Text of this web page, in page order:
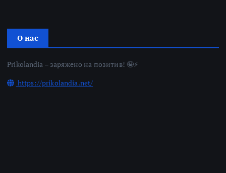
О нас
Prikolandia – заряжено на позитив! 🤪⚡
https://prikolandia.net/